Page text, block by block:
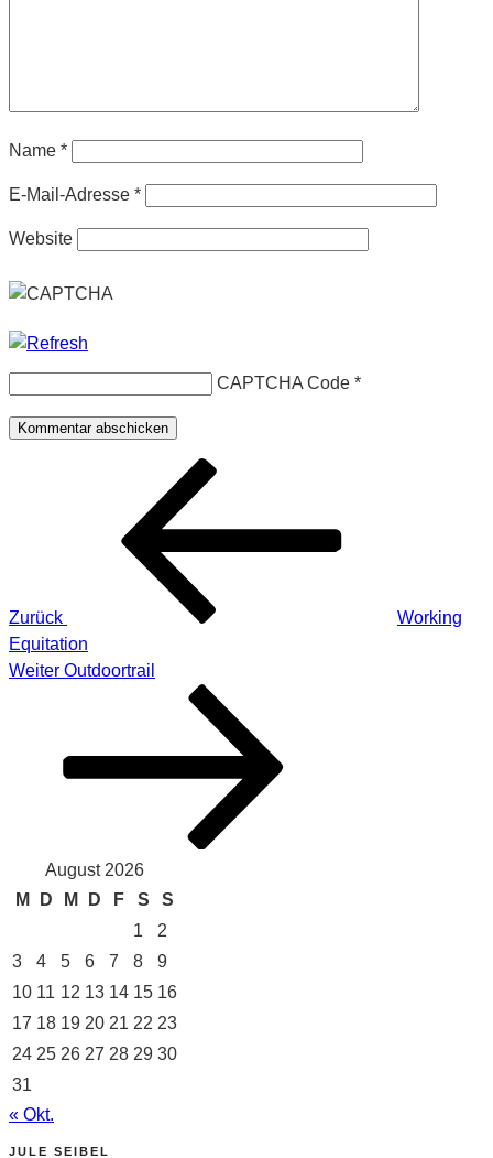
Name *
E-Mail-Adresse *
Website
CAPTCHA Code *
Beitragsnavigation
Zurück
Working
Equitation
Nächster
Weiter Outdoortrail
August 2026
M
D M D F S
S
1
2
3
4 5 6 7 8
9
10 11 12 13 14 15 16
17 18 19 20 21 22 23
24 25 26 27 28 29 30
31
« Okt.
JULE SEIBEL